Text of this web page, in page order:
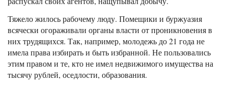
Тяжело жилось рабочему люду. Помещики и буржуазия
всячески огораживали органы власти от проникновения в
них трудящихся. Так, например, молодежь до 21 года не
имела права избирать и быть избранной. Не пользовались
этим правом и те, кто не имел недвижимого имущества на
тысячу рублей, оседлости, образования.